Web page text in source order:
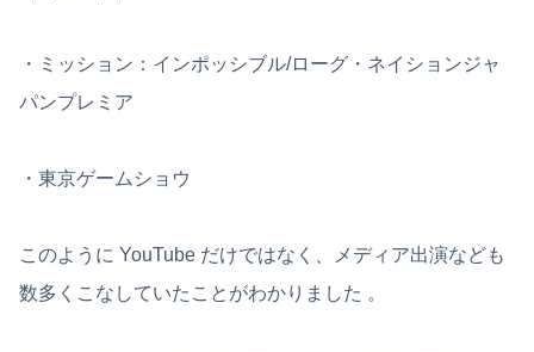
・ミッション：インポッシブル/ローグ・ネイションジャ
パンプレミア
・東京ゲームショウ
このように YouTube だけではなく、メディア出演なども
数多くこなしていたことがわかりました 。